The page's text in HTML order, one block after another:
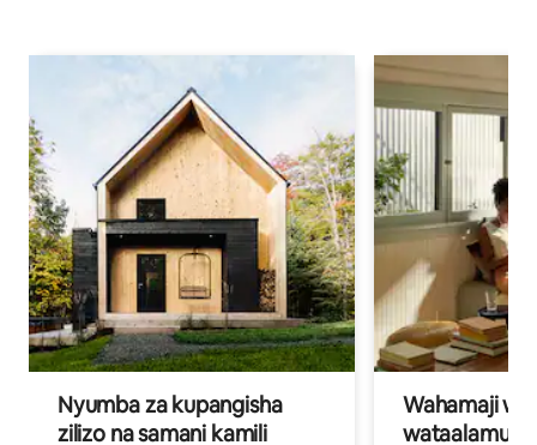
Nyumba za kupangisha
zilizo na samani kamili
Wahamaji
wataalamu